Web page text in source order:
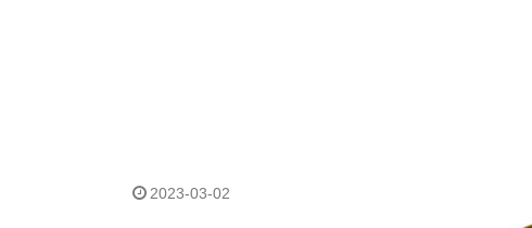
2023-03-02